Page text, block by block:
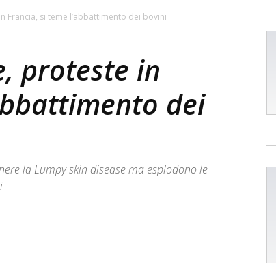
Francia, si teme l’abbattimento dei bovini
proteste in
dei
la Lumpy skin disease ma esplodono le